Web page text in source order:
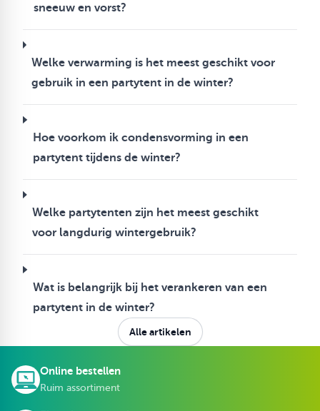
sneeuw en vorst?
Welke verwarming is het meest geschikt voor
gebruik in een partytent in de winter?
Hoe voorkom ik condensvorming in een
partytent tijdens de winter?
Welke partytenten zijn het meest geschikt
voor langdurig wintergebruik?
Wat is belangrijk bij het verankeren van een
partytent in de winter?
Alle artikelen
Online bestellen
Ruim assortiment